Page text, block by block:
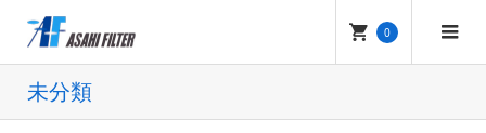
0
未分類